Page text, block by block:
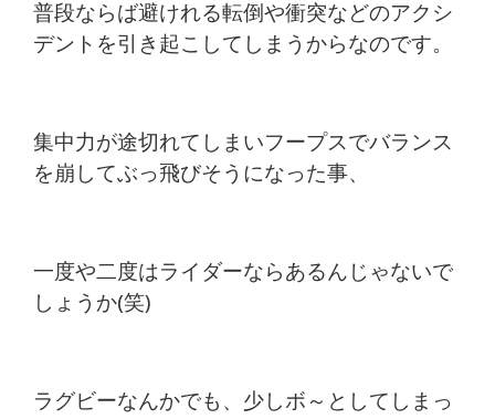
普段ならば避けれる転倒や衝突などのアクシ
デントを引き起こしてしまうからなのです。
集中力が途切れてしまいフープスでバランス
を崩してぶっ飛びそうになった事、
一度や二度はライダーならあるんじゃないで
しょうか(笑)
ラグビーなんかでも、少しボ～としてしまっ